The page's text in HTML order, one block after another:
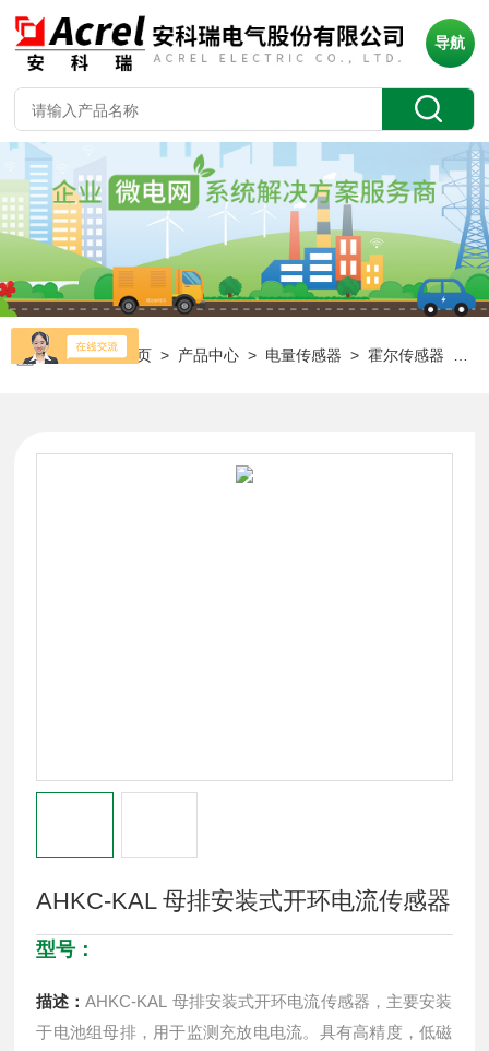
导航
当前位置：首页 > 产品中心 > 电量传感器 >霍尔传感器
AHKC-KAL 母排安装式开环电流传感器
型号：
描述：AHKC-KAL 母排安装式开环电流传感器，主要安装
于电池组母排，用于监测充放电电流。具有高精度，低磁